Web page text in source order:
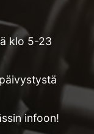
klo 5-23
infoon!